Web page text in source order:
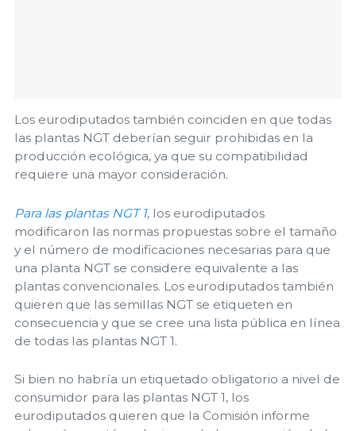
Los eurodiputados también coinciden en que todas
las plantas NGT deberían seguir prohibidas en la
producción ecológica, ya que su compatibilidad
requiere una mayor consideración.
Para las plantas NGT 1, los eurodiputados
modificaron las normas propuestas sobre el tamaño
y el número de modificaciones necesarias para que
una planta NGT se considere equivalente a las
plantas convencionales. Los eurodiputados también
quieren que las semillas NGT se etiqueten en
consecuencia y que se cree una lista pública en línea
de todas las plantas NGT 1.
Si bien no habría un etiquetado obligatorio a nivel de
consumidor para las plantas NGT 1, los
eurodiputados quieren que la Comisión informe